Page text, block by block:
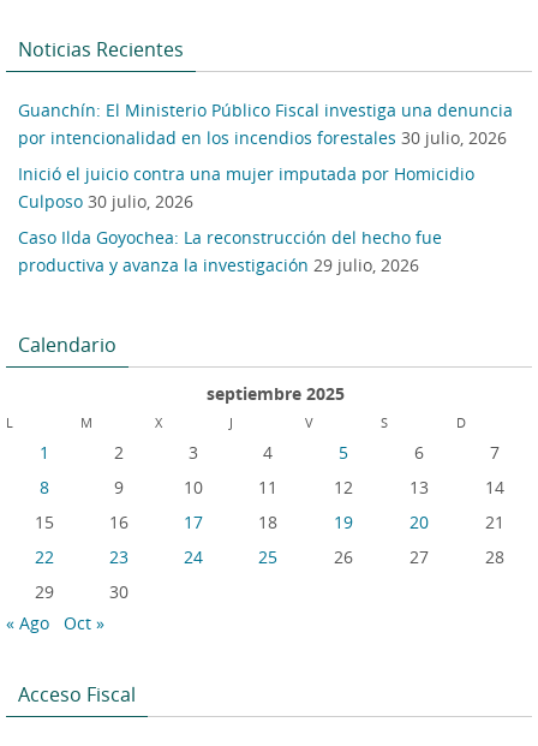
Noticias Recientes
Guanchín: El Ministerio Público Fiscal investiga una denuncia
por intencionalidad en los incendios forestales 30 julio, 2026
Inició el juicio contra una mujer imputada por Homicidio
Culposo 30 julio, 2026
Caso Ilda Goyochea: La reconstrucción del hecho fue
productiva y avanza la investigación 29 julio, 2026
Calendario
septiembre 2025
L M X J V S D
1 2 3 4 5 6
7
8
9 10 11 12 13
14
15
16 17 18 19 20
21
22
23 24 25 26 27
28
29
30
« Ago
Oct »
Acceso Fiscal